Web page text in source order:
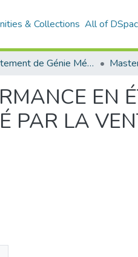
& Collections All of
Département de Génie Mécanique
EN
PAR LA